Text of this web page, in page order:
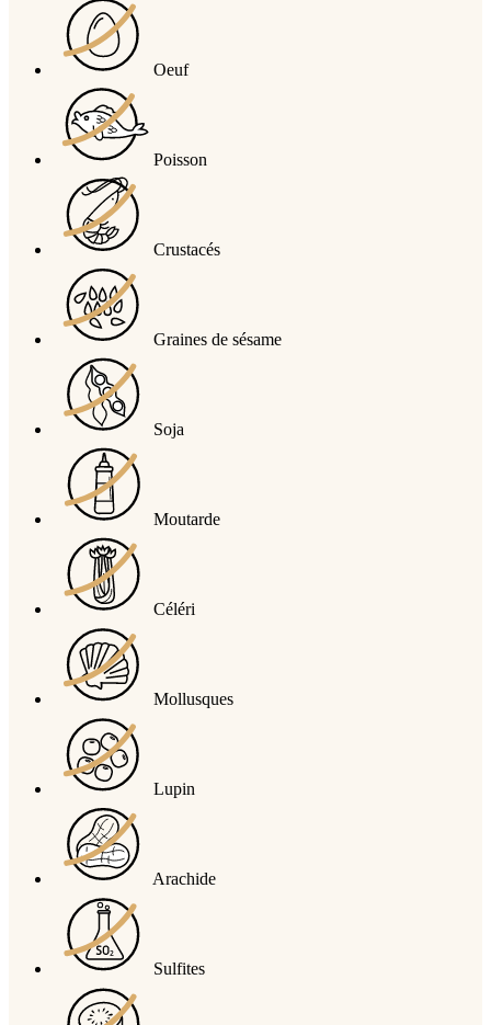
Oeuf
Poisson
Crustacés
Graines de sésame
Soja
Moutarde
Céléri
Mollusques
Lupin
Arachide
Sulfites